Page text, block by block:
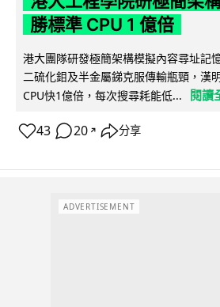
勝標準 CPU 1 億倍
港大團隊研發極簡架構模擬內容尋址記
二硫化鉬及半金屬銻克服傳輸瓶頸，漢
CPU快1億倍，每次搜尋耗能低...
閱讀
43 20 ↗ 分享
ADVERTISEMENT